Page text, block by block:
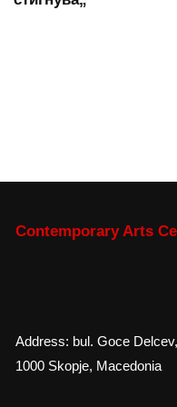
Contemporary Arts
Address: bul. Goce
1000 Skopje, Macedonia